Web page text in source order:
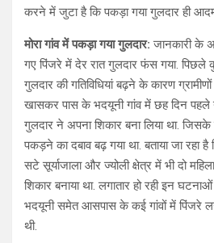
करने में जुटा है कि पकड़ा गया गुलदार ही
मोरा गांव में पकड़ा गया गुलदार: जानकारी के
गए पिंजरे में देर रात गुलदार फंस गया. पिछले
गुलदार की गतिविधियां बढ़ने के कारण
खासकर पास के भदयूनी गांव में छह दिन पहले
गुलदार ने अपना शिकार बना लिया था. जिसके
पकड़ने का दबाव बढ़ गया था. बताया जा रहा
सटे सूर्याजाला और ज्योली क्षेत्र में भी दो
शिकार बनाया था. लगातार हो रही इन
भदयूनी समेत आसपास के कई गांवों में पिंजरे
थी.